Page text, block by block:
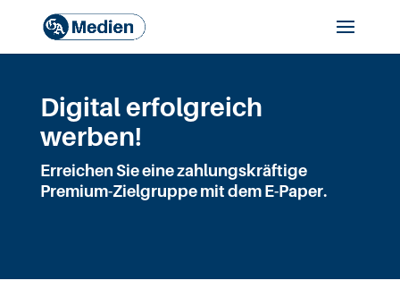
Digital erfolgreich
werben!
Erreichen Sie eine zahlungskräftige
Premium-Zielgruppe mit dem E-Paper.